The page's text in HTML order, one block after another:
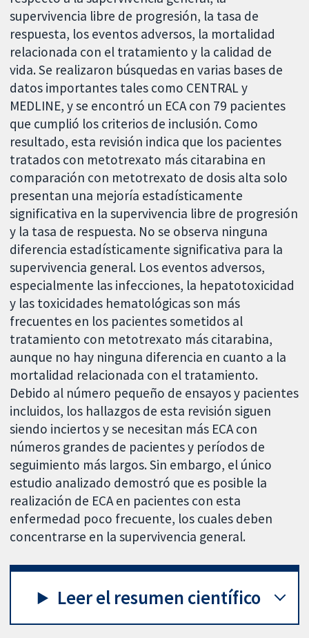
supervivencia libre de progresión, la tasa de
respuesta, los eventos adversos, la mortalidad
relacionada con el tratamiento y la calidad de
vida. Se realizaron búsquedas en varias bases de
datos importantes tales como CENTRAL y
MEDLINE, y se encontró un ECA con 79 pacientes
que cumplió los criterios de inclusión. Como
resultado, esta revisión indica que los pacientes
tratados con metotrexato más citarabina en
comparación con metotrexato de dosis alta solo
presentan una mejoría estadísticamente
significativa en la supervivencia libre de progresión
y la tasa de respuesta. No se observa ninguna
diferencia estadísticamente significativa para la
supervivencia general. Los eventos adversos,
especialmente las infecciones, la hepatotoxicidad
y las toxicidades hematológicas son más
frecuentes en los pacientes sometidos al
tratamiento con metotrexato más citarabina,
aunque no hay ninguna diferencia en cuanto a la
mortalidad relacionada con el tratamiento.
Debido al número pequeño de ensayos y pacientes
incluidos, los hallazgos de esta revisión siguen
siendo inciertos y se necesitan más ECA con
números grandes de pacientes y períodos de
seguimiento más largos. Sin embargo, el único
estudio analizado demostró que es posible la
realización de ECA en pacientes con esta
enfermedad poco frecuente, los cuales deben
concentrarse en la supervivencia general.
Leer el resumen científico